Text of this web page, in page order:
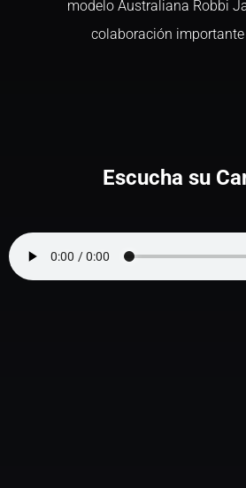
modelo Australiana Robbi
colaboración
Escucha su